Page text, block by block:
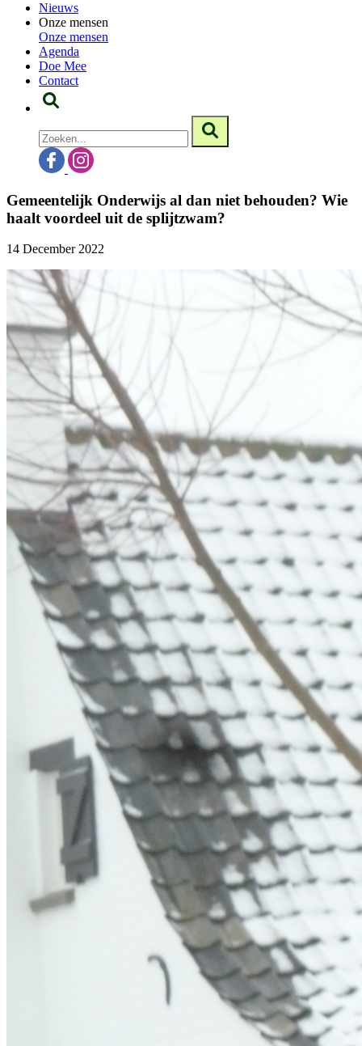
Nieuws
Onze mensen
Onze mensen
Agenda
Doe Mee
Contact
Gemeentelijk Onderwijs al dan niet behouden? Wie
haalt voordeel uit de splijtzwam?
14 December 2022